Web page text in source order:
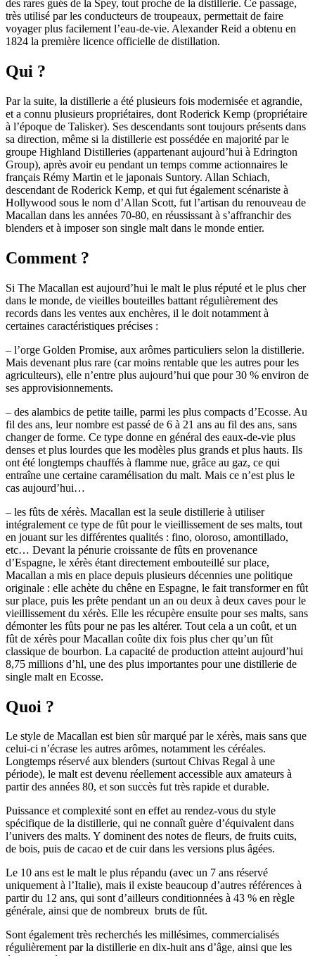
des rares gués de la Spey, tout proche de la distillerie. Ce passage,
très utilisé par les conducteurs de troupeaux, permettait de faire
voyager plus facilement l’eau-de-vie. Alexander Reid a obtenu en
1824 la première licence officielle de distillation.
Qui ?
Par la suite, la distillerie a été plusieurs fois modernisée et agrandie,
et a connu plusieurs propriétaires, dont Roderick Kemp (propriétaire
à l’époque de Talisker). Ses descendants sont toujours présents dans
sa direction, même si la distillerie est possédée en majorité par le
groupe Highland Distilleries (appartenant aujourd’hui à Edrington
Group), après avoir eu pendant un temps comme actionnaires le
français Rémy Martin et le japonais Suntory. Allan Schiach,
descendant de Roderick Kemp, et qui fut également scénariste à
Hollywood sous le nom d’Allan Scott, fut l’artisan du renouveau de
Macallan dans les années 70-80, en réussissant à s’affranchir des
blenders et à imposer son single malt dans le monde entier.
Comment ?
Si The Macallan est aujourd’hui le malt le plus réputé et le plus cher
dans le monde, de vieilles bouteilles battant régulièrement des
records dans les ventes aux enchères, il le doit notamment à
certaines caractéristiques précises :
– l’orge Golden Promise, aux arômes particuliers selon la distillerie.
Mais devenant plus rare (car moins rentable que les autres pour les
agriculteurs), elle n’entre plus aujourd’hui que pour 30 % environ de
ses approvisionnements.
– des alambics de petite taille, parmi les plus compacts d’Ecosse. Au
fil des ans, leur nombre est passé de 6 à 21 ans au fil des ans, sans
changer de forme. Ce type donne en général des eaux-de-vie plus
denses et plus lourdes que les modèles plus grands et plus hauts. Ils
ont été longtemps chauffés à flamme nue, grâce au gaz, ce qui
entraîne une certaine caramélisation du malt. Mais ce n’est plus le
cas aujourd’hui…
– les fûts de xérès. Macallan est la seule distillerie à utiliser
intégralement ce type de fût pour le vieillissement de ses malts, tout
en jouant sur les différentes qualités : fino, oloroso, amontillado,
etc… Devant la pénurie croissante de fûts en provenance
d’Espagne, le xérès étant directement embouteillé sur place,
Macallan a mis en place depuis plusieurs décennies une politique
originale : elle achète du chêne en Espagne, le fait transformer en fût
sur place, puis les prête pendant un an ou deux à deux caves pour le
vieillissement du xérès. Elle les récupère ensuite pour ses malts, sans
démonter les fûts pour ne pas les altérer. Tout cela a un coût, et un
fût de xérès pour Macallan coûte dix fois plus cher qu’un fût
classique de bourbon. La capacité de production atteint aujourd’hui
8,75 millions d’hl, une des plus importantes pour une distillerie de
single malt en Ecosse.
Quoi ?
Le style de Macallan est bien sûr marqué par le xérès, mais sans que
celui-ci n’écrase les autres arômes, notamment les céréales.
Longtemps réservé aux blenders (surtout Chivas Regal à une
période), le malt est devenu réellement accessible aux amateurs à
partir des années 80, et son succès fut très rapide et durable.
Puissance et complexité sont en effet au rendez-vous du style
spécifique de la distillerie, qui ne connaît guère d’équivalent dans
l’univers des malts. Y dominent des notes de fleurs, de fruits cuits,
de bois, puis de cacao et de cuir dans les versions plus âgées.
Le 10 ans est le malt le plus répandu (avec un 7 ans réservé
uniquement à l’Italie), mais il existe beaucoup d’autres références à
partir du 12 ans, qui sont d’ailleurs conditionnées à 43 % en règle
générale, ainsi que de nombreux bruts de fût.
Sont également très recherchés les millésimes, commercialisés
régulièrement par la distillerie en dix-huit ans d’âge, ainsi que les